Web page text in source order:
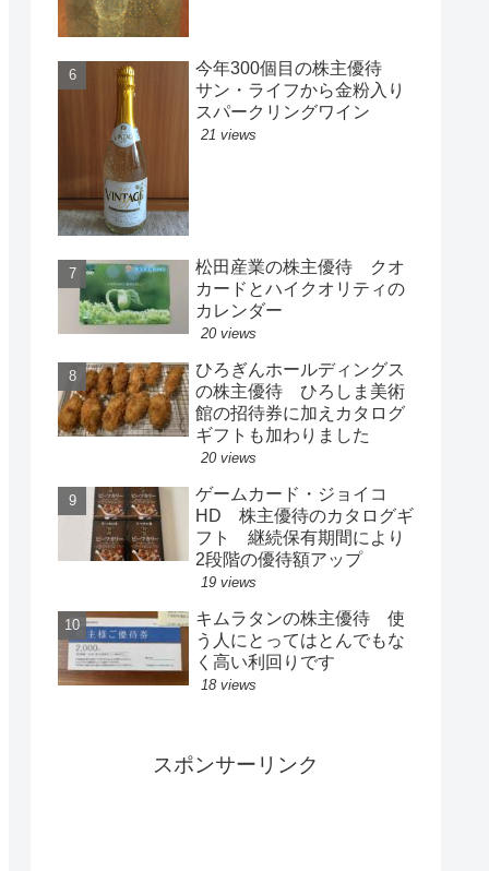
今年300個目の株主優待
サン・ライフから金粉入り
スパークリングワイン
21 views
松田産業の株主優待 クオ
カードとハイクオリティの
カレンダー
20 views
ひろぎんホールディングス
の株主優待 ひろしま美術
館の招待券に加えカタログ
ギフトも加わりました
20 views
ゲームカード・ジョイコ
HD 株主優待のカタログギ
フト 継続保有期間により
2段階の優待額アップ
19 views
キムラタンの株主優待 使
う人にとってはとんでもな
く高い利回りです
18 views
スポンサーリンク